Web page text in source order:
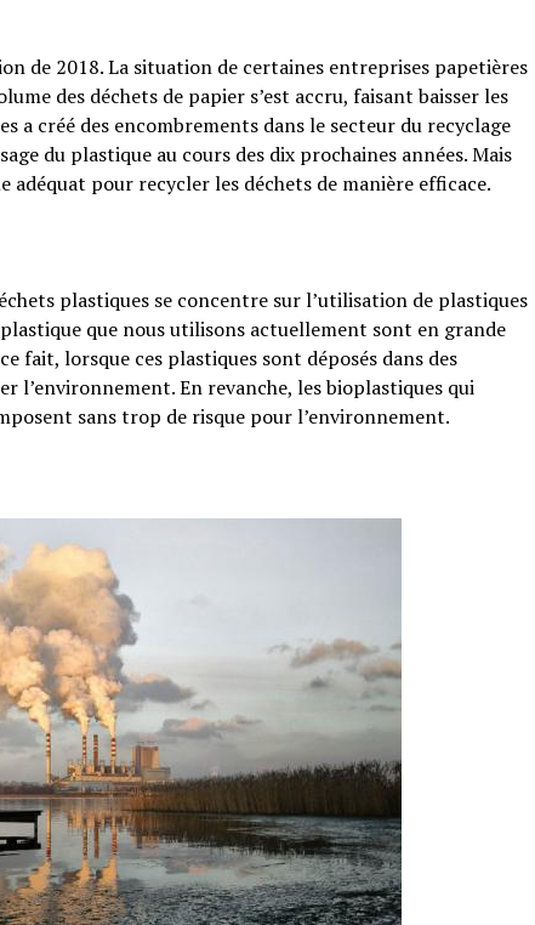
de 2018. La situation de certaines entreprises papetières
des déchets de papier s’est accru, faisant baisser les
a créé des encombrements dans le secteur du recyclage
du plastique au cours des dix prochaines années. Mais
pour recycler les déchets de manière efficace.
plastiques se concentre sur l’utilisation de plastiques
que nous utilisons actuellement sont en grande
fait, lorsque ces plastiques sont déposés dans des
l’environnement. En revanche, les bioplastiques qui
sans trop de risque pour l’environnement.